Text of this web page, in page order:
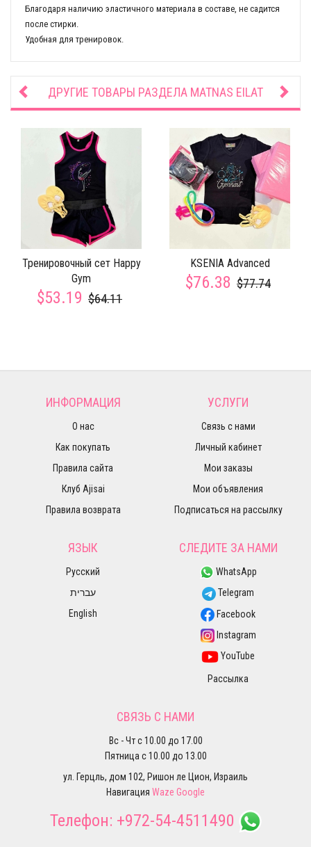
Благодаря наличию эластичного материала в составе, не садится
после стирки.
Удобная для тренировок.
ДРУГИЕ ТОВАРЫ РАЗДЕЛА MATNAS EILAT
Тренировочный сет Happy
Gym
$53.19 $64.11
KSENIA Advanced
$76.38 $77.74
ИНФОРМАЦИЯ
О нас
Как покупать
Правила сайта
Клуб Ajisai
Правила возврата
УСЛУГИ
Связь с нами
Личный кабинет
Мои заказы
Мои объявления
Подписаться на рассылку
ЯЗЫК
Русский
עברית
English
СЛЕДИТЕ ЗА НАМИ
WhatsApp
Telegram
Facebook
Instagram
YouTube
Рассылка
СВЯЗЬ С НАМИ
Вс - Чт с 10.00 до 17.00
Пятница с 10.00 до 13.00
ул. Герцль, дом 102, Ришон ле Цион, Израиль
Навигация Waze Google
Телефон: +972-54-4511490